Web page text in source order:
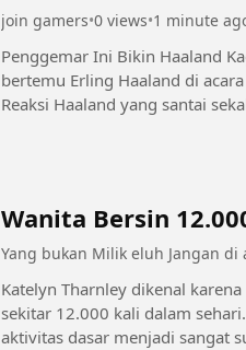
join gamers•0 views•1 minute
Penggemar Ini Bikin Haaland Kaget! 🤯😂 Throwback ke momen saat
bertemu Erling Haaland di
Reaksi Haaland yang santai
Wanita Bersin
Yang bukan Milik eluh Jangan di
Katelyn Tharnley dikenal
sekitar 12.000 kali dalam
aktivitas dasar menjadi sangat sulit dilakukan. Kondisi